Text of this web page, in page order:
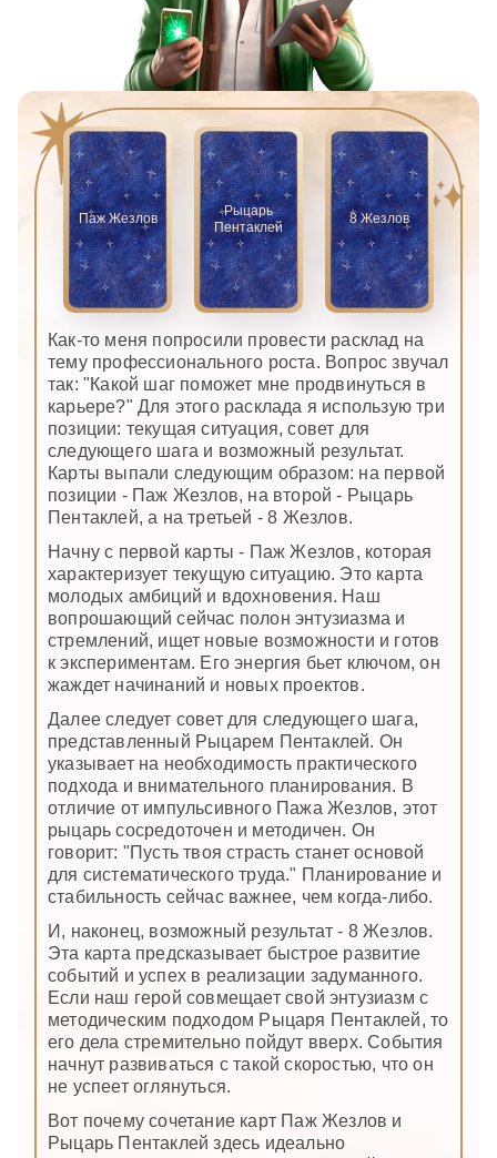
Паж Жезлов
Рыцарь
Пентаклей
8 Жезлов
Как-то меня попросили провести расклад на
тему профессионального роста. Вопрос звучал
так: "Какой шаг поможет мне продвинуться в
карьере?" Для этого расклада я использую три
позиции: текущая ситуация, совет для
следующего шага и возможный результат.
Карты выпали следующим образом: на первой
позиции - Паж Жезлов, на второй - Рыцарь
Пентаклей, а на третьей - 8 Жезлов.
Начну с первой карты - Паж Жезлов, которая
характеризует текущую ситуацию. Это карта
молодых амбиций и вдохновения. Наш
вопрошающий сейчас полон энтузиазма и
стремлений, ищет новые возможности и готов
к экспериментам. Его энергия бьет ключом, он
жаждет начинаний и новых проектов.
Далее следует совет для следующего шага,
представленный Рыцарем Пентаклей. Он
указывает на необходимость практического
подхода и внимательного планирования. В
отличие от импульсивного Пажа Жезлов, этот
рыцарь сосредоточен и методичен. Он
говорит: "Пусть твоя страсть станет основой
для систематического труда." Планирование и
стабильность сейчас важнее, чем когда-либо.
И, наконец, возможный результат - 8 Жезлов.
Эта карта предсказывает быстрое развитие
событий и успех в реализации задуманного.
Если наш герой совмещает свой энтузиазм с
методическим подходом Рыцаря Пентаклей, то
его дела стремительно пойдут вверх. События
начнут развиваться с такой скоростью, что он
не успеет оглянуться.
Вот почему сочетание карт Паж Жезлов и
Рыцарь Пентаклей здесь идеально